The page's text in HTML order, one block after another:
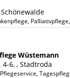
Palliativpflege,
Wüstemann
4-6, , Stadtroda